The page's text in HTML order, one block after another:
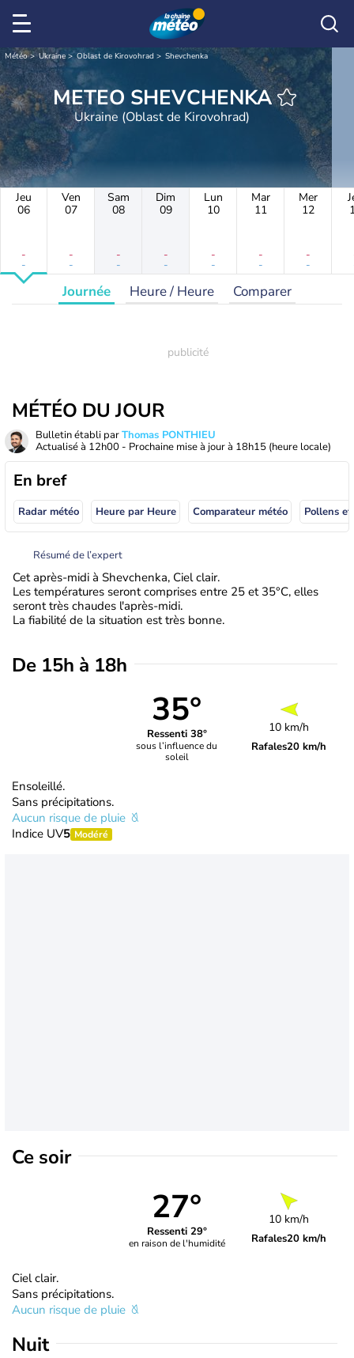
Météo Ukraine Oblast de Kirovohrad Shevchenka
METEO SHEVCHENKA
Ukraine (Oblast de Kirovohrad)
Jeu
06
-
-
Ven
07
-
-
Sam
08
-
-
Dim
09
-
-
Lun
10
-
-
Mar
11
-
-
Mer
12
-
-
Journée Heure / Heure Comparer
MÉTÉO DU JOUR
Bulletin établi parThomas PONTHIEU
Actualisé à 12h00 - Prochaine mise à jour à 18h15 (heure locale)
En bref
Radar météo Heure par Heure Comparateur météo Pollens
Résumé de l’expert
Cet après-midi à Shevchenka, Ciel clair.
Les températures seront comprises entre 25 et 35°C, elles
seront très chaudes l'après-midi.
La fiabilité de la situation est très bonne.
De 15h à 18h
35°
Ressenti 38°
sous l’influence du
soleil
10 km/h
Rafales20 km/h
Ensoleillé.
Sans précipitations.
Aucun risque de pluie
Indice UV5 Modéré
Ce soir
27°
Ressenti 29°
en raison de l'humidité
10 km/h
Rafales20 km/h
Ciel clair.
Sans précipitations.
Aucun risque de pluie
Nuit